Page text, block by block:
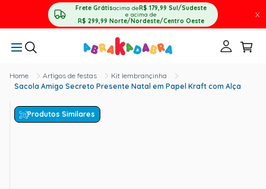
Frete Grátisacima deR$ 179,99 Sul/Sudeste
e acima de
R$ 299,99 Norte/Nordeste/Centro Oeste
X
Artigos de festas
Kit lembrançinha
Sacola Amigo Secreto Presente Natal em Papel Kraft com Alça
Produtos Similares